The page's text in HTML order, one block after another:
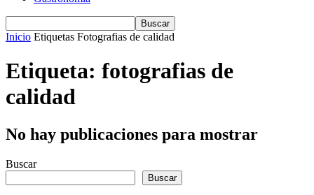
Inicio Etiquetas Fotografias de calidad
Etiqueta: fotografias de
calidad
No hay publicaciones para mostrar
Buscar
Buscar